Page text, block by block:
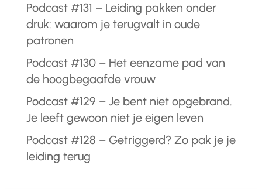
Podcast #131 – Leiding pakken onder
druk: waarom je terugvalt in oude
patronen
Podcast #130 – Het eenzame pad van
de hoogbegaafde vrouw
Podcast #129 – Je bent niet opgebrand.
Je leeft gewoon niet je eigen leven
Podcast #128 – Getriggerd? Zo pak je je
leiding terug